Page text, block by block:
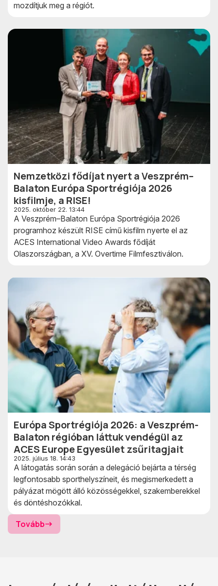
mozdítjuk meg a régiót.
Nemzetközi fődíjat nyert a Veszprém–
Balaton Európa Sportrégiója 2026
kisfilmje, a RISE!
2025. október 22. 13:44
A Veszprém–Balaton Európa Sportrégiója 2026
programhoz készült RISE című kisfilm nyerte el az
ACES International Video Awards fődíját
Olaszországban, a XV. Overtime Filmfesztiválon.
Európa Sportrégiója 2026: a Veszprém-
Balaton régióban láttuk vendégül az
ACES Europe Egyesület zsűritagjait
2025. július 18. 14:43
A látogatás során során a delegáció bejárta a térség
legfontosabb sporthelyszíneit, és megismerkedett a
pályázat mögött álló közösségekkel, szakemberekkel
és döntéshozókkal.
Tovább